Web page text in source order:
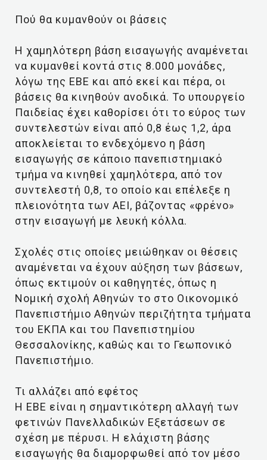
Πού θα κυμανθούν οι βάσεις
Η χαμηλότερη βάση εισαγωγής αναμένεται
να κυμανθεί κοντά στις 8.000 μονάδες,
λόγω της ΕΒΕ και από εκεί και πέρα, οι
βάσεις θα κινηθούν ανοδικά. Το υπουργείο
Παιδείας έχει καθορίσει ότι το εύρος των
συντελεστών είναι από 0,8 έως 1,2, άρα
αποκλείεται το ενδεχόμενο η βάση
εισαγωγής σε κάποιο πανεπιστημιακό
τμήμα να κινηθεί χαμηλότερα, από τον
συντελεστή 0,8, το οποίο και επέλεξε η
πλειονότητα των ΑΕΙ, βάζοντας «φρένο»
στην εισαγωγή με λευκή κόλλα.
Σχολές στις οποίες μειώθηκαν οι θέσεις
αναμένεται να έχουν αύξηση των βάσεων,
όπως εκτιμούν οι καθηγητές, όπως η
Νομική σχολή Αθηνών το στο Οικονομικό
Πανεπιστήμιο Αθηνών περιζήτητα τμήματα
του ΕΚΠΑ και του Πανεπιστημίου
Θεσσαλονίκης, καθώς και το Γεωπονικό
Πανεπιστήμιο.
Τι αλλάζει από εφέτος
Η ΕΒΕ είναι η σημαντικότερη αλλαγή των
φετινών Πανελλαδικών Εξετάσεων σε
σχέση με πέρυσι. Η ελάχιστη βάσης
εισαγωγής θα διαμορφωθεί από τον μέσο